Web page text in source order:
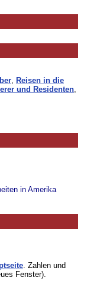
, Reisen in die
und Residenten,
in Amerika
. Zahlen und
Fenster).